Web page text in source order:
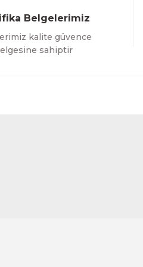
Belgelerimiz
kalite güvence
sahiptir